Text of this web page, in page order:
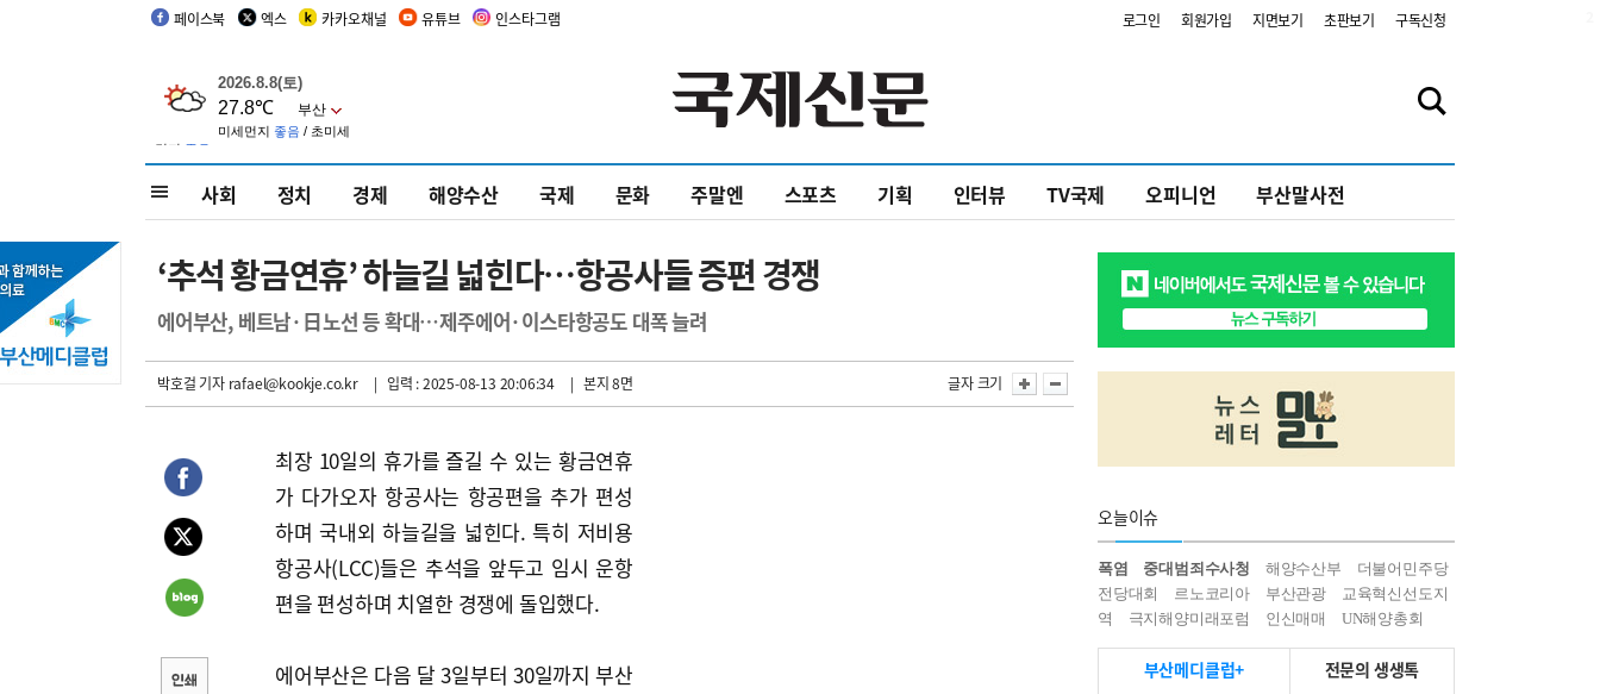
페이스북 엑스 카카오채널 유튜브 인스타그램 로그인 회원가입 지면보기 초판보기 구독신청
사회 정치 경제 해양수산 국제 문화 주말엔 스포츠 기획 인터뷰 TV국제 오피니언 부산말사전
‘추석 황금연휴’ 하늘길 넓힌다…항공사들 증편 경쟁
에어부산, 베트남·日노선 등 확대…제주에어·이스타항공도 대폭 늘려
박호걸 기자rafael@kookje.co.kr | 입력 : 2025-08-13 20:06:34 | 본지 8면 글자 크기
최장 10일의 휴가를 즐길 수 있는 황금연휴
가 다가오자 항공사는 항공편을 추가 편성
하며 국내외 하늘길을 넓힌다. 특히 저비용
항공사(LCC)들은 추석을 앞두고 임시 운항
편을 편성하며 치열한 경쟁에 돌입했다.
에어부산은 다음 달 3일부터 30일까지 부산
오늘이슈
폭염 중대범죄수사청 해양수산부
더불어민주당
전당대회
르노코리아 부산관광
교육혁신선도지
역
극지해양미래포럼 인신매매 UN해양총회
부산메디클럽+ 전문의 생생톡